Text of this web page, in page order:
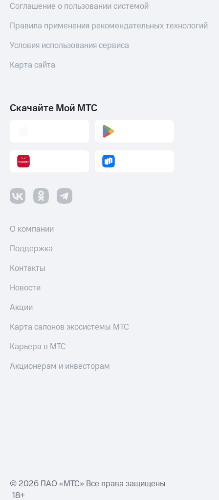
Соглашение о пользовании системой
Правила применения рекомендательных технологий
Условия использования сервиса
Карта сайта
Скачайте Мой МТС
О компании
Поддержка
Контакты
Новости
Акции
Карта салонов экосистемы МТС
Карьера в МТС
Акционерам и инвесторам
© 2026 ПАО «МТС» Все права защищены
18+